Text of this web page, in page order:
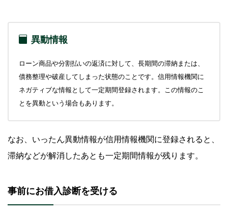
異動情報
ローン商品や分割払いの返済に対して、長期間の滞納または、
債務整理や破産してしまった状態のことです。信用情報機関に
ネガティブな情報として一定期間登録されます。この情報のこ
とを異動という場合もあります。
なお、いったん異動情報が信用情報機関に登録されると、
滞納などが解消したあとも一定期間情報が残ります。
事前にお借入診断を受ける